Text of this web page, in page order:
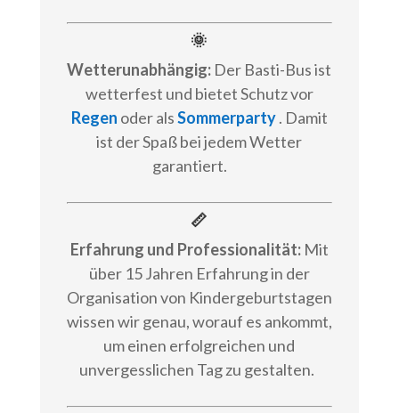
🌞
Wetterunabhängig: Der Basti-Bus ist
wetterfest und bietet Schutz vor
Regen oder alsSommerparty. Damit
ist der Spaß bei jedem Wetter
garantiert.
📏
Erfahrung und Professionalität:Mit
über 15 Jahren Erfahrung in der
Organisation von Kindergeburtstagen
wissen wir genau, worauf es ankommt,
um einen erfolgreichen und
unvergesslichen Tag zu gestalten.